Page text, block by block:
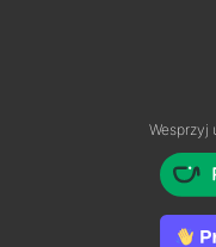
Wesprzyj